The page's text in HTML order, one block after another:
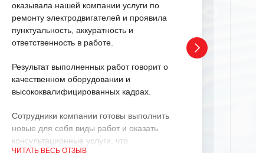
оказывала нашей компании услуги по
ремонту электродвигателей и проявила
пунктуальность, аккуратность и
ответственность в работе.
Результат выполненных работ говорит о
качественном оборудовании и
высококвалифицированных кадрах.
Сотрудники компании готовы выполнить
новые для себя виды работ и оказать
консультационные услуги, что
ЧИТАТЬ ВЕСЬ ОТЗЫВ